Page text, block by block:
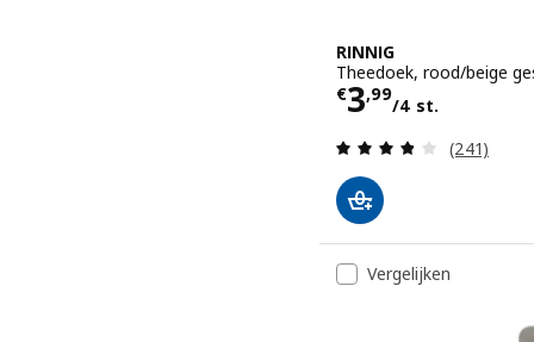
RINNIG
Theedoek, rood/beige
€3,99
/4 st.
Prijs € 3,99/
(241)
Vergelijken